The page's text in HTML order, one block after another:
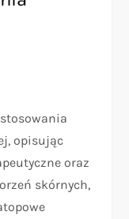
opisując
oraz
skórnych,